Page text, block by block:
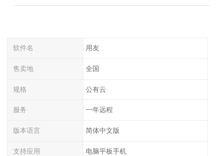
软件名 用友
售卖地 全国
规格 公有云
服务 一年远程
版本语言 简体中文版
支持应用 电脑平板手机